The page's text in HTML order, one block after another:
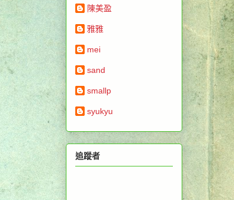
陳美盈
雅雅
mei
sand
smallp
syukyu
追蹤者